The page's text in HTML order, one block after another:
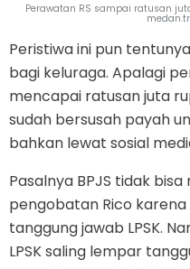
Perawatan RS sampai ratusan
Peristiwa ini pun
bagi keluraga. Apalagi
mencapai ratusan juta
sudah bersusah payah
bahkan lewat sosial
Pasalnya BPJS tidak
pengobatan Rico
tanggung jawab LPSK.
LPSK saling lempar